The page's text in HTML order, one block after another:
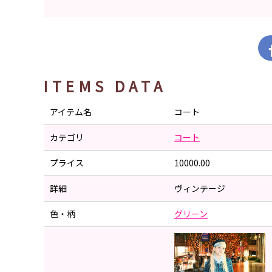
ITEMS DATA
アイテム名 コート
カテゴリ コート
プライス 10000.00
詳細 ヴィンテージ
色・柄 グリーン